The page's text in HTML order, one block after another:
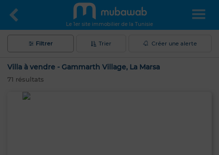
Le 1er site immobilier de la Tunisie
Filtrer Trier Créer une alerte
Villa à vendre - Gammarth Village, La Marsa
71 résultats